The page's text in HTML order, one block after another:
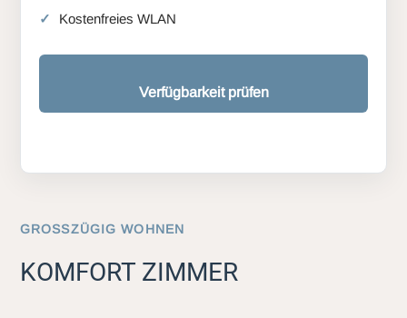
Kostenfreies WLAN
Verfügbarkeit prüfen
GROSSZÜGIG WOHNEN
KOMFORT ZIMMER